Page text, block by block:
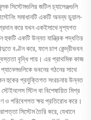
সিস্টেমগুলির জটিল চ্যালেঞ্জগুলি
সমাধানটি একটি অনন্য ডুয়াল-
প্রদান করে যখন একইসাথে দৃশ্যগত
একটি উন্নত যান্ত্রিক পদ্ধতির
বণ্টন করে, ফলে চাপ কেন্দ্রীভবন
বৃদ্ধি পায়। এর প্রাথমিক কাজ
প্যানেলগুলিকে ভবনের গঠনের সাথে
হুকের প্রযুক্তিগত সংরচনায় উন্নত
স্টিল বা বিশেষায়িত মিশ্র
ও পরিবেশগত ক্ষয় প্রতিরোধ করে।
সিস্টেম তৈরি করে, যেখানে